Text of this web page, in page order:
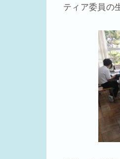
ティア委員の